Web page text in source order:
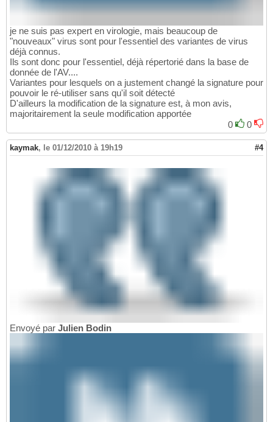
je ne suis pas expert en virologie, mais beaucoup de
"nouveaux" virus sont pour l'essentiel des variantes de virus
déjà connus.
Ils sont donc pour l'essentiel, déjà répertorié dans la base de
donnée de l'AV....
Variantes pour lesquels on a justement changé la signature pour
pouvoir le ré-utiliser sans qu'il soit détecté
D'ailleurs la modification de la signature est, à mon avis,
majoritairement la seule modification apportée
0
0
kaymak, le 01/12/2010 à 19h19 #4
Envoyé par Julien Bodin